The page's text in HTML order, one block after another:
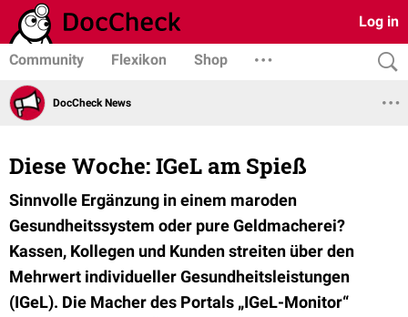
Log in
Community Flexikon Shop
DocCheck News
Diese Woche: IGeL am Spieß
Sinnvolle Ergänzung in einem maroden
Gesundheitssystem oder pure Geldmacherei?
Kassen, Kollegen und Kunden streiten über den
Mehrwert individueller Gesundheitsleistungen
(IGeL). Die Macher des Portals „IGeL-Monitor“